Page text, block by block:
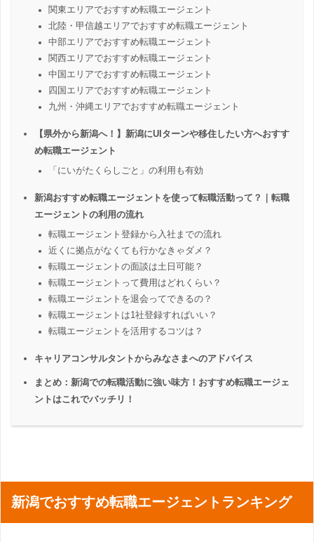
関東エリアでおすすめ転職エージェント
北陸・甲信越エリアでおすすめ転職エージェント
中部エリアでおすすめ転職エージェント
関西エリアでおすすめ転職エージェント
中国エリアでおすすめ転職エージェント
四国エリアでおすすめ転職エージェント
九州・沖縄エリアでおすすめ転職エージェント
【県外から新潟へ！】新潟にUIターンや移住したい方へおすす
め転職エージェント
「にいがたくらしごと」の利用も有効
新潟おすすめ転職エージェントを使って転職活動って？｜転職
エージェントの利用の流れ
転職エージェント登録から入社までの流れ
近くに拠点がなくても行かなきゃダメ？
転職エージェントの面談は土日可能？
転職エージェントって費用はどれくらい？
転職エージェントを退会ってできるの？
転職エージェントは1社登録すればいい？
転職エージェントを活用するコツは？
キャリアコンサルタントからみなさまへのアドバイス
まとめ：新潟での転職活動に強い味方！おすすめ転職エージェ
ントはこれでバッチリ！
新潟でおすすめ転職エージェントランキング